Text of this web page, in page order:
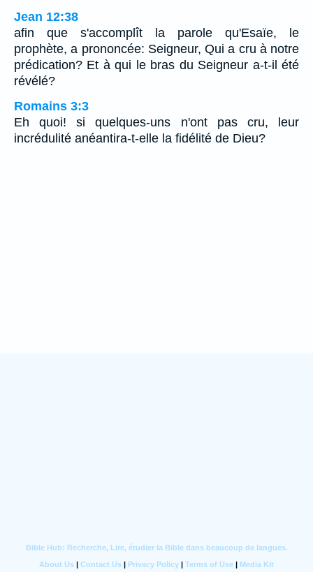
Jean 12:38
afin que s'accomplît la parole qu'Esaïe, le
prophète, a prononcée: Seigneur, Qui a cru à notre
prédication? Et à qui le bras du Seigneur a-t-il été
révélé?
Romains 3:3
Eh quoi! si quelques-uns n'ont pas cru, leur
incrédulité anéantira-t-elle la fidélité de Dieu?